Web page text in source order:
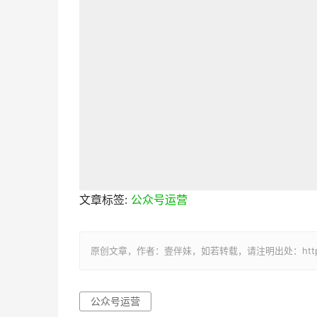
文章标签: 公众号运营
原创文章，作者：壹伴妹，如若转载，请注明出处：
公众号运营